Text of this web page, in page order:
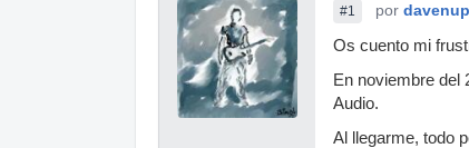
#1 por davenup
Os cuento mi
En noviembre del
Audio.
Al llegarme, todo